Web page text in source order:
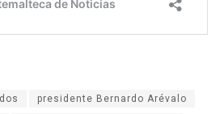
presidente Bernardo Arévalo